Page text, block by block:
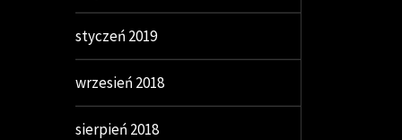
styczeń 2019
wrzesień 2018
sierpień 2018